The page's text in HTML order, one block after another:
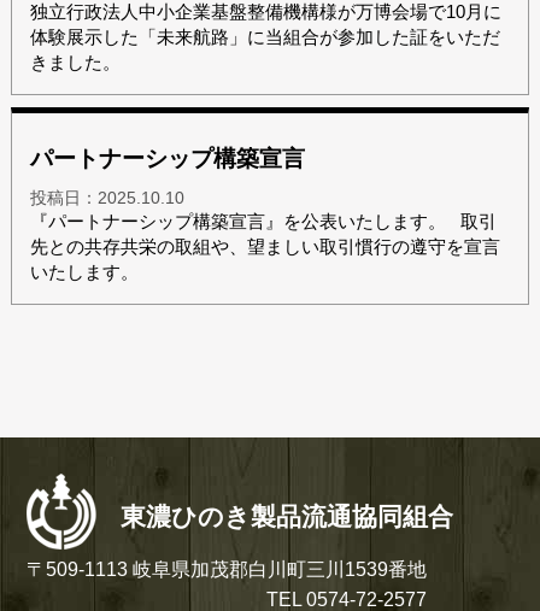
独立行政法人中小企業基盤整備機構様が万博会場で10月に
体験展示した「未来航路」に当組合が参加した証をいただ
きました。
パートナーシップ構築宣言
投稿日： 2025.10.10
『パートナーシップ構築宣言』を公表いたします。 取引
先との共存共栄の取組や、望ましい取引慣行の遵守を宣言
いたします。
東濃ひのき製品流通協同組合
〒509-1113 岐阜県加茂郡白川町三川1539番地
TEL 0574-72-2577